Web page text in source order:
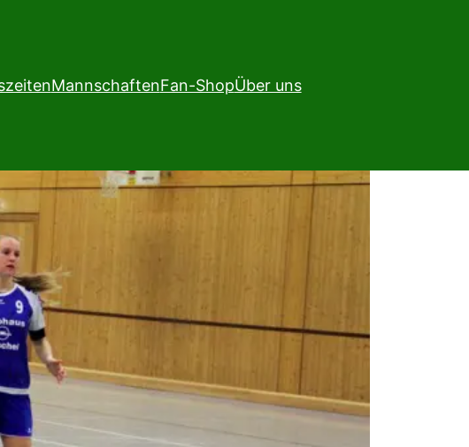
MannschaftenFan-ShopÜber uns